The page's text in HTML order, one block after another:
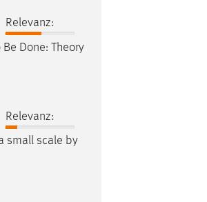
Relevanz:
Be Done: Theory
Relevanz:
small scale by